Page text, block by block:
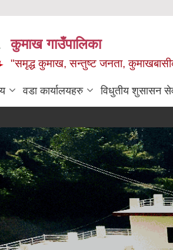
कुमाख गाउँपालिका
"समृद्ध कुमाख, सन्तुष्ट जनता,
वडा कार्यालयहरु विधुतीय शुसासन